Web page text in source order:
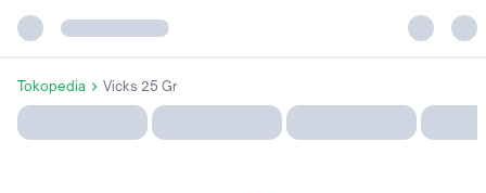
Tokopedia Vicks 25 Gr